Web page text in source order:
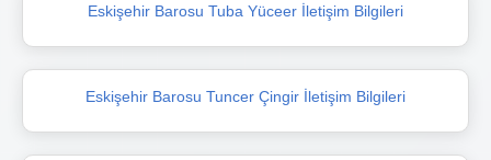
Eskişehir Barosu Tuba Yüceer İletişim Bilgileri
Eskişehir Barosu Tuncer Çingir İletişim Bilgileri